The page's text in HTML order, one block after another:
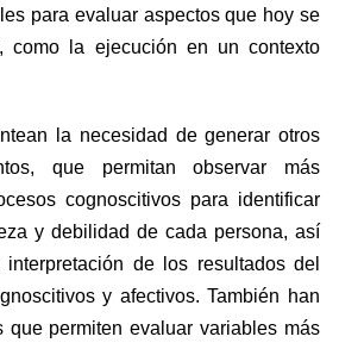
para evaluar aspectos que hoy se
como la ejecución en un contexto
la necesidad de generar otros
que permitan observar más
cognoscitivos para identificar
y debilidad de cada persona, así
de los resultados del
y afectivos. También han
que permiten evaluar variables más